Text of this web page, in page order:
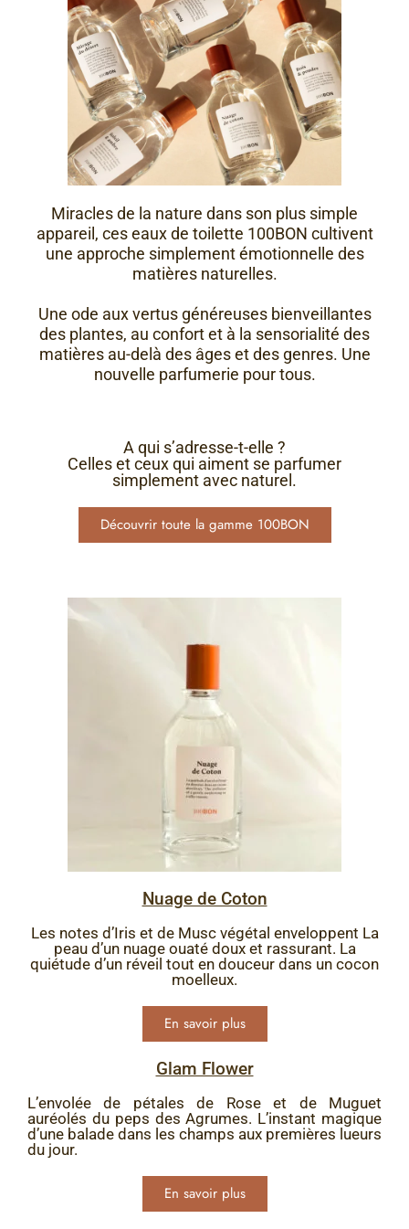
Miracles de la nature dans son plus simple
appareil, ces eaux de toilette 100BON cultivent
une approche simplement émotionnelle des
matières naturelles.
Une ode aux vertus généreuses bienveillantes
des plantes, au confort et à la sensorialité des
matières au-delà des âges et des genres. Une
nouvelle parfumerie pour tous.
A qui s’adresse-t-elle ?
Celles et ceux qui aiment se parfumer
simplement avec naturel.
Découvrir toute la gamme 100BON
Nuage de Coton
Les notes d’Iris et de Musc végétal enveloppent La
peau d’un nuage ouaté doux et rassurant. La
quiétude d’un réveil tout en douceur dans un cocon
moelleux.
En savoir plus
Glam Flower
L’envolée de pétales de Rose et de Muguet
auréolés du peps des Agrumes. L’instant magique
d’une balade dans les champs aux premières lueurs
du jour.
En savoir plus